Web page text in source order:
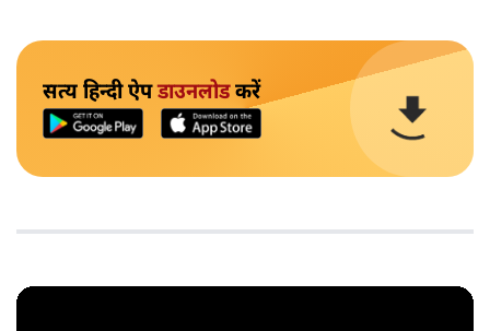
सत्य हिन्दी ऐपडाउनलोडकरें